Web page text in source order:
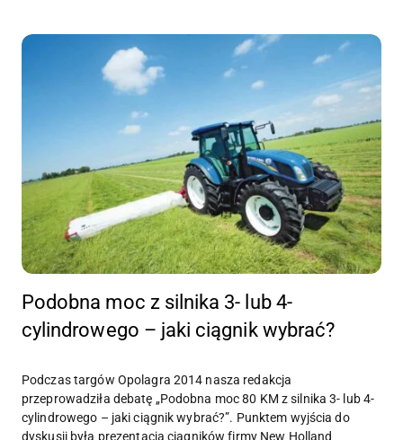
Podobna moc z silnika 3- lub 4-
cylindrowego – jaki ciągnik wybrać?
Podczas targów Opolagra 2014 nasza redakcja
przeprowadziła debatę „Podobna moc 80 KM z silnika 3- lub 4-
cylindrowego – jaki ciągnik wybrać?”. Punktem wyjścia do
dyskusji była prezentacja ciągników firmy New Holland